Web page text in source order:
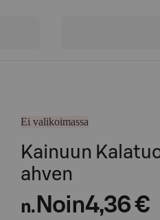
Ei valikoimassa
Kainuun
ahven
n. Noin4,36 €